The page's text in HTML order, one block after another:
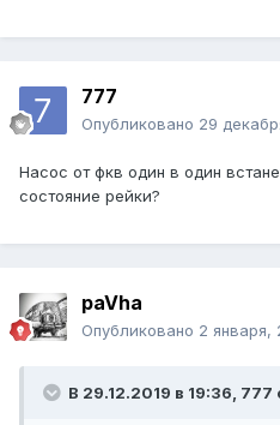
777
Опубликовано 29
Насос от фкв один в один
состояние рейки?
paVha
Опубликовано 2 января,
В 29.12.2019 в 19:36, 777